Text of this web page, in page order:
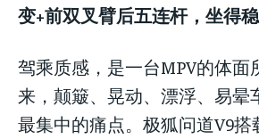
变+前双叉臂后五连杆，坐得
驾乘质感，是一台MPV的体面
来，颠簸、晃动、漂浮、易晕
最集中的痛点。极狐问道V9搭